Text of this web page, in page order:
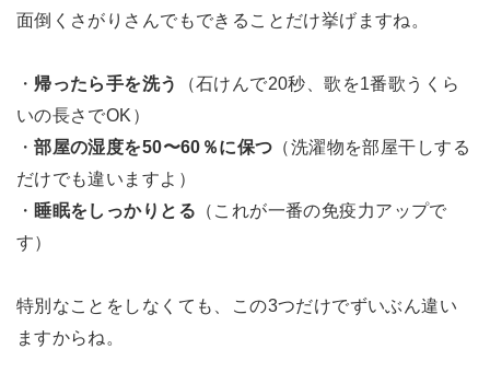
面倒くさがりさんでもできることだけ挙げますね。
・ 帰ったら手を洗う
（石けんで20秒、歌を1番歌うくら
いの長さでOK）
・部屋の湿度を50〜60％に保つ （洗濯物を部屋干しする
だけでも違いますよ）
・ 睡眠をしっかりとる （これが一番の免疫力アップで
す）
特別なことをしなくても、この3つだけでずいぶん違い
ますからね。